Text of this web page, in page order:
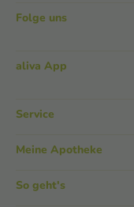
Folge uns
aliva App
Service
Meine Apotheke
So geht's